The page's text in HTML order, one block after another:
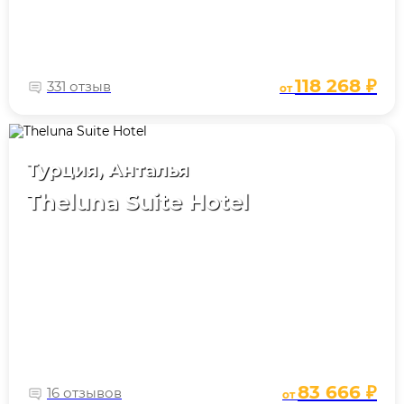
331 отзыв от118 268 ₽
Турция, Анталья
Theluna Suite Hotel
16 отзывов от83 666 ₽